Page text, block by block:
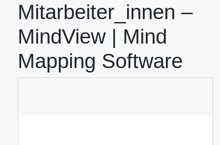
Mitarbeiter_innen –
MindView | Mind
Mapping Software